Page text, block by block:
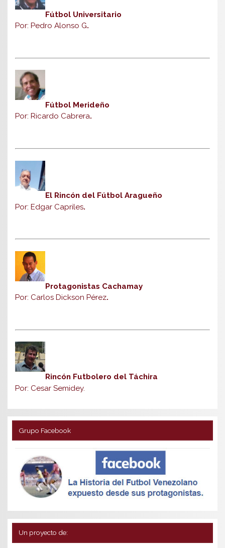
Fútbol Universitario
Por: Pedro Alonso G.
Fútbol Merideño
Por: Ricardo Cabrera.
El Rincón del Fútbol Aragueño
Por: Edgar Capriles.
Protagonistas Cachamay
Por: Carlos Dickson Pérez.
Rincón Futbolero del Táchira
Por: Cesar Semidey.
Grupo Facebook
Un proyecto de: